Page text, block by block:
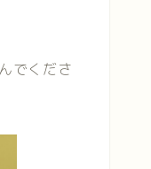
でくださ